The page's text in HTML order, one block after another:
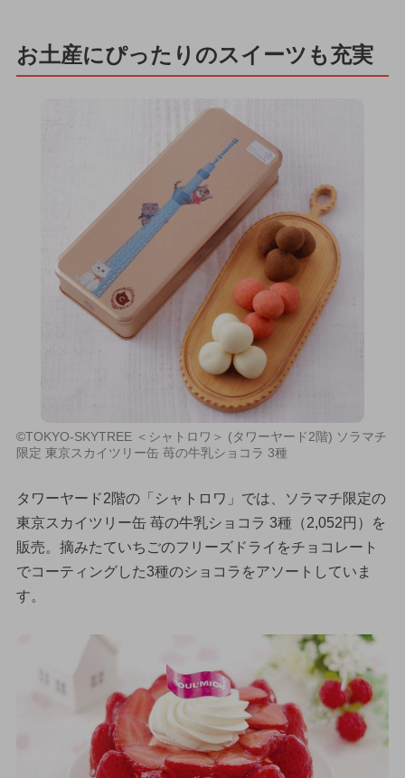
お土産にぴったりのスイーツも充実
©TOKYO-SKYTREE ＜シャトロワ＞ (タワーヤード2階) ソラマチ
限定 東京スカイツリー缶 苺の牛乳ショコラ 3種
タワーヤード2階の「シャトロワ」では、ソラマチ限定の
東京スカイツリー缶 苺の牛乳ショコラ 3種（2,052円）を
販売。摘みたていちごのフリーズドライをチョコレート
でコーティングした3種のショコラをアソートしていま
す。